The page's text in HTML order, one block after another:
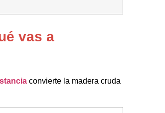
vas a
convierte la madera cruda